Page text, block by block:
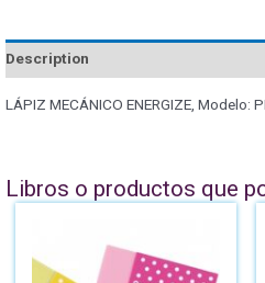
Description
LÁPIZ MECÁNICO ENERGIZE, Modelo:
Libros o productos que